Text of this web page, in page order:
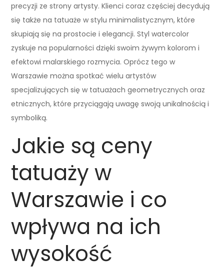
precyzji ze strony artysty. Klienci coraz częściej decydują
się także na tatuaże w stylu minimalistycznym, które
skupiają się na prostocie i elegancji. Styl watercolor
zyskuje na popularności dzięki swoim żywym kolorom i
efektowi malarskiego rozmycia. Oprócz tego w
Warszawie można spotkać wielu artystów
specjalizujących się w tatuażach geometrycznych oraz
etnicznych, które przyciągają uwagę swoją unikalnością i
symboliką.
Jakie są ceny
tatuaży w
Warszawie i co
wpływa na ich
wysokość